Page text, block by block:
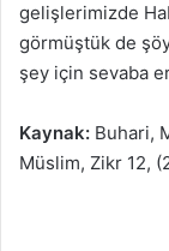
gelişlerimizde
görmüştük de
şey için sevaba
Kaynak: Buhari,
Müslim, Zikr 12,